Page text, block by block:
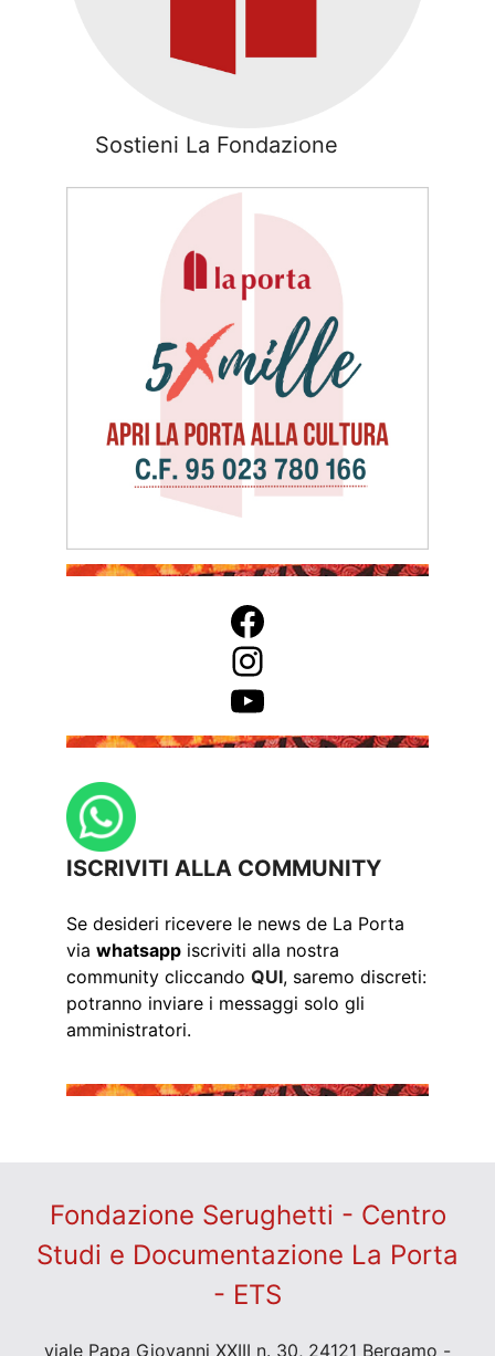
Sostieni La Fondazione
Facebook
Instagram
YouTube
ISCRIVITI ALLA COMMUNITY
Se desideri ricevere le news de La Porta
via whatsapp iscriviti alla nostra
community cliccando QUI, saremo discreti:
potranno inviare i messaggi solo gli
amministratori.
Fondazione Serughetti - Centro
Studi e Documentazione La Porta
- ETS
viale Papa Giovanni XXIII n. 30, 24121 Bergamo -